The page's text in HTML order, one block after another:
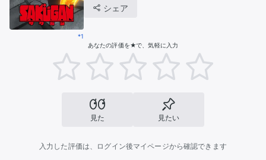
*1
シェア
あなたの評価を★で、気軽に入力
見た 見たい
入力した評価は、ログイン後マイページから確認できます